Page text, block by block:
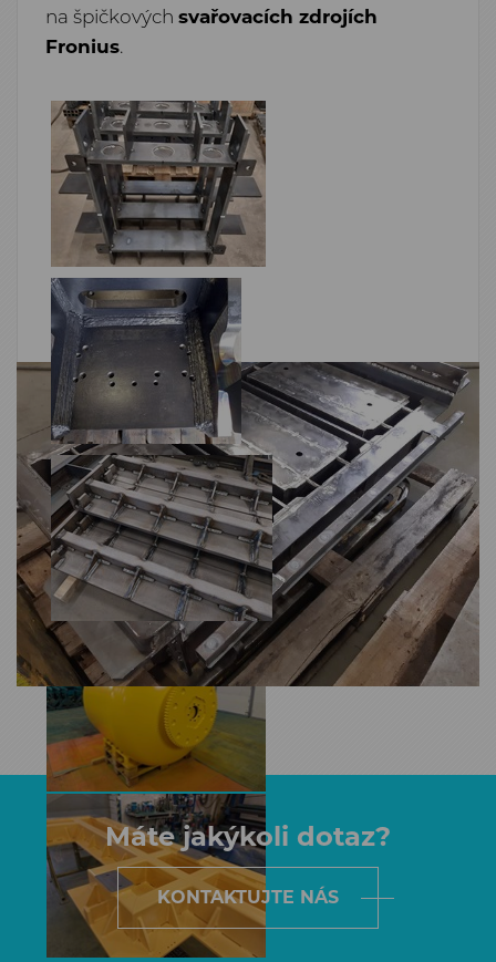
na špičkových svařovacích zdrojích
Fronius.
Máte jakýkoli dotaz?
KONTAKTUJTE NÁS